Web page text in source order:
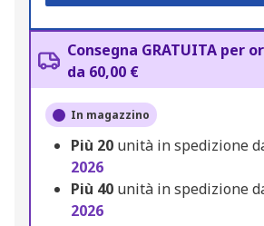
Consegna GRATUITA per
da 60,00 €
In magazzino
Più 20 unità in spedizione
2026
Più 40 unità in spedizione
2026